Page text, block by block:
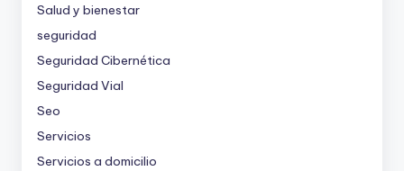
Salud y bienestar
seguridad
Seguridad Cibernética
Seguridad Vial
Seo
Servicios
Servicios a domicilio